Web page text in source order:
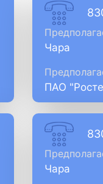
Чара
ПАО
Чара